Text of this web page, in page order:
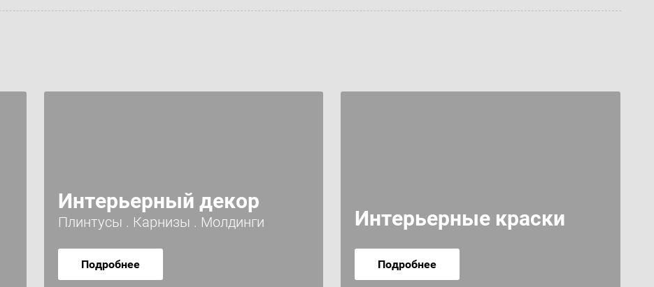
Интерьерный декор
Плинтусы . Карнизы . Молдинги
Подробнее
Интерьерные краски
Подробнее